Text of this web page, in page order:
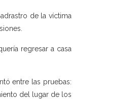
de la víctima
regresar a casa
entre las pruebas:
del lugar de los